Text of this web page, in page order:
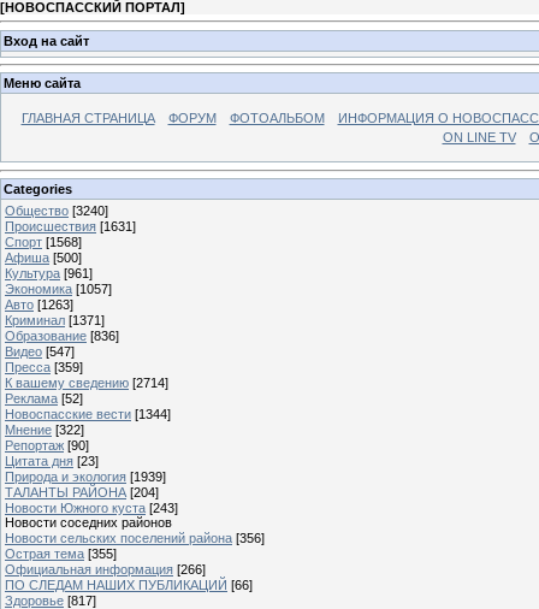
[НОВОСПАССКИЙ ПОРТАЛ]
Вход на сайт
Меню сайта
ГЛАВНАЯ СТРАНИЦА ФОРУМ ФОТОАЛЬБОМ
ИНФОРМАЦИЯ О
ON LINE TV
Categories
Общество [3240]
Происшествия [1631]
Спорт [1568]
Афиша [500]
Культура [961]
Экономика [1057]
Авто [1263]
Криминал [1371]
Образование [836]
Видео [547]
Пресса [359]
К вашему сведению [2714]
Реклама [52]
Новоспасские вести [1344]
Мнение [322]
Репортаж [90]
Цитата дня [23]
Природа и экология [1939]
ТАЛАНТЫ РАЙОНА [204]
Новости Южного куста [243]
Новости соседних районов
Новости сельских поселений района [356]
Острая тема [355]
Официальная информация [266]
ПО СЛЕДАМ НАШИХ ПУБЛИКАЦИЙ [66]
Здоровье [817]